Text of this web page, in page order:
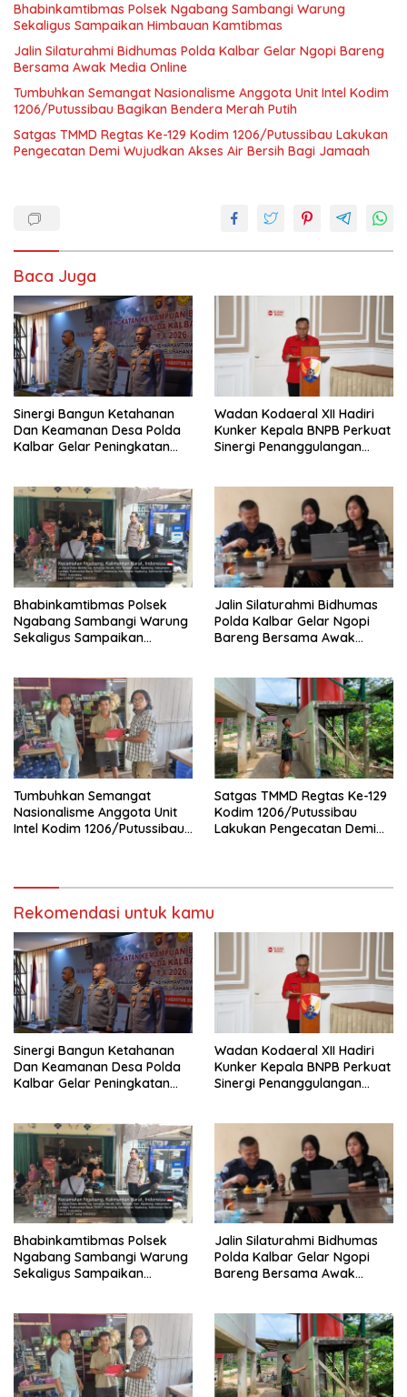
Bhabinkamtibmas Polsek Ngabang Sambangi Warung
Sekaligus Sampaikan Himbauan Kamtibmas
Jalin Silaturahmi Bidhumas Polda Kalbar Gelar Ngopi Bareng
Bersama Awak Media Online
Tumbuhkan Semangat Nasionalisme Anggota Unit Intel Kodim
1206/Putussibau Bagikan Bendera Merah Putih
Satgas TMMD Regtas Ke-129 Kodim 1206/Putussibau Lakukan
Pengecatan Demi Wujudkan Akses Air Bersih Bagi Jamaah
Baca Juga
Sinergi Bangun Ketahanan
Dan Keamanan Desa Polda
Kalbar Gelar Peningkatan
Wadan Kodaeral XII Hadiri
Kunker Kepala BNPB Perkuat
Sinergi Penanggulangan
Bhabinkamtibmas Polsek
Ngabang Sambangi Warung
Sekaligus Sampaikan
Jalin Silaturahmi Bidhumas
Polda Kalbar Gelar Ngopi
Bareng Bersama Awak
Tumbuhkan Semangat
Nasionalisme Anggota Unit
Intel Kodim 1206/Putussibau
Satgas TMMD Regtas Ke-129
Kodim 1206/Putussibau
Lakukan Pengecatan Demi
Rekomendasi untuk kamu
Sinergi Bangun Ketahanan
Dan Keamanan Desa Polda
Kalbar Gelar Peningkatan
Wadan Kodaeral XII Hadiri
Kunker Kepala BNPB Perkuat
Sinergi Penanggulangan
Bhabinkamtibmas Polsek
Ngabang Sambangi Warung
Sekaligus Sampaikan
Jalin Silaturahmi Bidhumas
Polda Kalbar Gelar Ngopi
Bareng Bersama Awak